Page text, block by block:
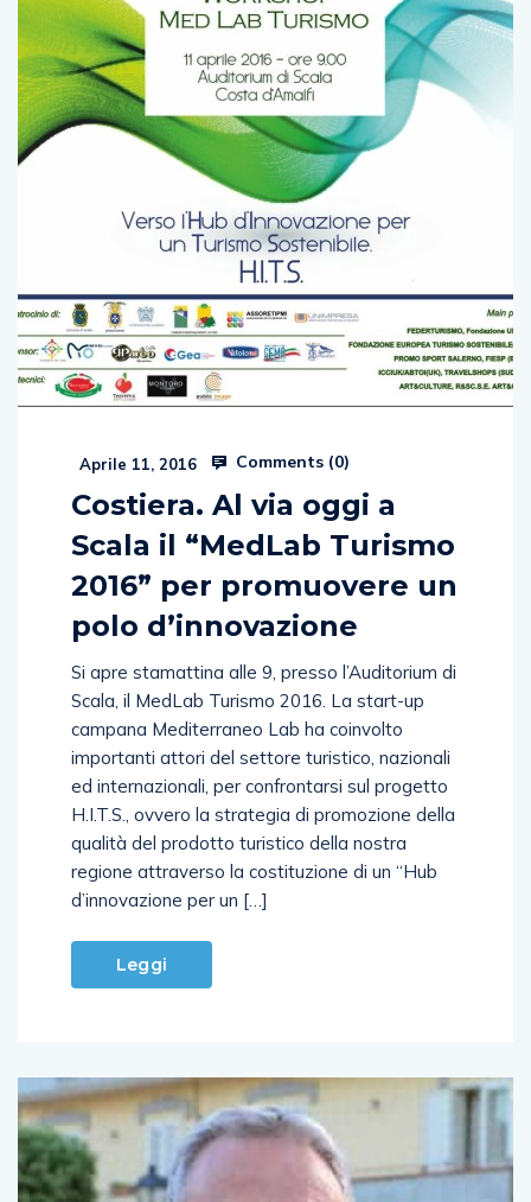
Aprile 11, 2016 Comments (0)
Costiera. Al via oggi a
Scala il “MedLab Turismo
2016” per promuovere un
polo d’innovazione
Si apre stamattina alle 9, presso l’Auditorium di
Scala, il MedLab Turismo 2016. La start-up
campana Mediterraneo Lab ha coinvolto
importanti attori del settore turistico, nazionali
ed internazionali, per confrontarsi sul progetto
H.I.T.S., ovvero la strategia di promozione della
qualità del prodotto turistico della nostra
regione attraverso la costituzione di un “Hub
d’innovazione per un […]
Leggi